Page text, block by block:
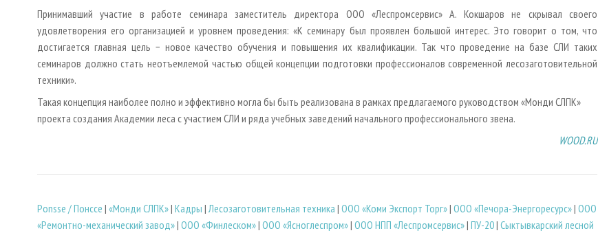
Принимавший участие в работе семинара заместитель директора ООО «Леспромсервис» А. Кокшаров не скрывал своего
удовлетворения его организацией и уровнем проведения: «К семинару был проявлен большой интерес. Это говорит о том, что
достигается главная цель − новое качество обучения и повышения их квалификации. Так что проведение на базе СЛИ таких
семинаров должно стать неотъемлемой частью общей концепции подготовки профессионалов современной лесозаготовительной
техники».
Такая концепция наиболее полно и эффективно могла бы быть реализована в рамках предлагаемого руководством «Монди СЛПК»
проекта создания Академии леса с участием СЛИ и ряда учебных заведений начального профессионального звена.
WOOD.RU
Ponsse / Понссе | «Монди СЛПК»| Кадры | Лесозаготовительная техника | ООО «Коми Экспорт Торг»| ООО «Печора-Энергоресурс»| ООО
«Ремонтно-механический завод»| ООО «Финлеском»| ООО «Ясноглеспром»| ООО НПП «Леспромсервис»| ПУ-20| Сыктывкарский лесной